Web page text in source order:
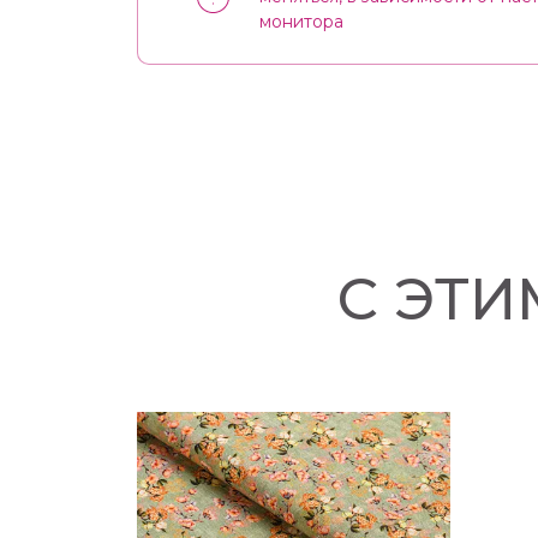
монитора
С